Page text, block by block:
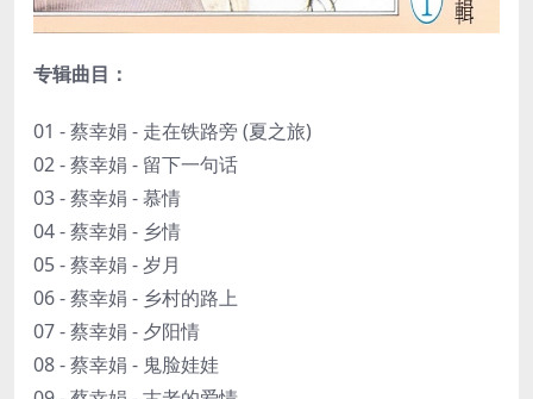
专辑曲目：
01 - 蔡幸娟 - 走在铁路旁 (夏之旅)
02 - 蔡幸娟 - 留下一句话
03 - 蔡幸娟 - 慕情
04 - 蔡幸娟 - 乡情
05 - 蔡幸娟 - 岁月
06 - 蔡幸娟 - 乡村的路上
07 - 蔡幸娟 - 夕阳情
08 - 蔡幸娟 - 鬼脸娃娃